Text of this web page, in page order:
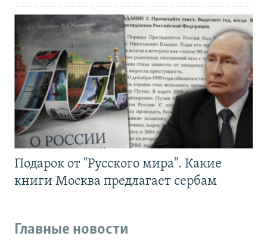
Подарок от "Русского мира". Какие
книги Москва предлагает сербам
Главные новости